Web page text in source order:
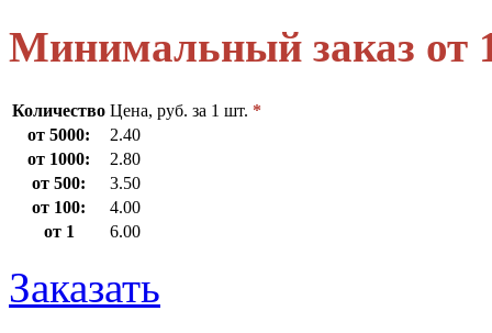
Минимальный заказ от
Количество Цена, руб. за 1 шт. *
от 5000:
2.40
от 1000:
2.80
от 500:
3.50
от 100:
4.00
от 1
6.00
Заказать